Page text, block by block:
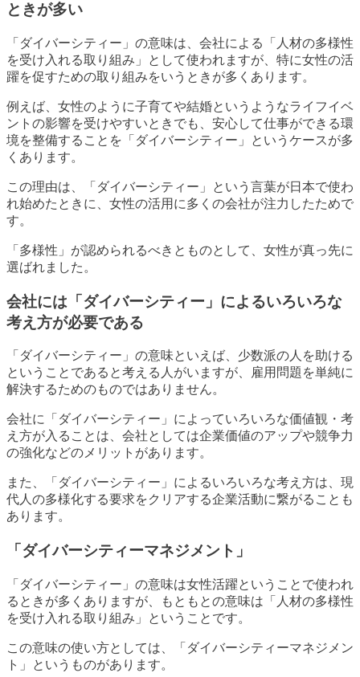
ときが多い
「ダイバーシティー」の意味は、会社による「人材の多様性
を受け入れる取り組み」として使われますが、特に女性の活
躍を促すための取り組みをいうときが多くあります。
例えば、女性のように子育てや結婚というようなライフイベ
ントの影響を受けやすいときでも、安心して仕事ができる環
境を整備することを「ダイバーシティー」というケースが多
くあります。
この理由は、「ダイバーシティー」という言葉が日本で使わ
れ始めたときに、女性の活用に多くの会社が注力したためで
す。
「多様性」が認められるべきとものとして、女性が真っ先に
選ばれました。
会社には「ダイバーシティー」によるいろいろな
考え方が必要である
「ダイバーシティー」の意味といえば、少数派の人を助ける
ということであると考える人がいますが、雇用問題を単純に
解決するためのものではありません。
会社に「ダイバーシティー」によっていろいろな価値観・考
え方が入ることは、会社としては企業価値のアップや競争力
の強化などのメリットがあります。
また、「ダイバーシティー」によるいろいろな考え方は、現
代人の多様化する要求をクリアする企業活動に繋がることも
あります。
「ダイバーシティーマネジメント」
「ダイバーシティー」の意味は女性活躍ということで使われ
るときが多くありますが、もともとの意味は「人材の多様性
を受け入れる取り組み」ということです。
この意味の使い方としては、「ダイバーシティーマネジメン
ト」というものがあります。